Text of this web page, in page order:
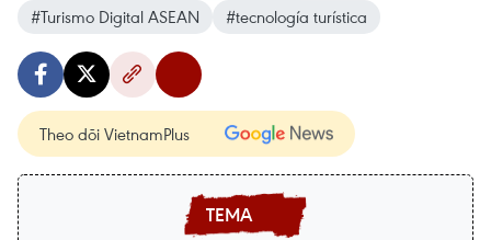
#Turismo Digital ASEAN
#tecnología turística
Theo dõi VietnamPlus